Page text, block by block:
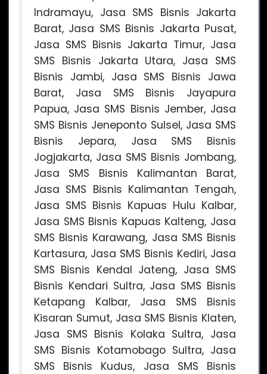
Indramayu, Jasa SMS Bisnis Jakarta
Barat, Jasa SMS Bisnis Jakarta Pusat,
Jasa SMS Bisnis Jakarta Timur, Jasa
SMS Bisnis Jakarta Utara, Jasa SMS
Bisnis Jambi, Jasa SMS Bisnis Jawa
Barat, Jasa SMS Bisnis Jayapura
Papua, Jasa SMS Bisnis Jember, Jasa
SMS Bisnis Jeneponto Sulsel, Jasa SMS
Bisnis Jepara, Jasa SMS Bisnis
Jogjakarta, Jasa SMS Bisnis Jombang,
Jasa SMS Bisnis Kalimantan Barat,
Jasa SMS Bisnis Kalimantan Tengah,
Jasa SMS Bisnis Kapuas Hulu Kalbar,
Jasa SMS Bisnis Kapuas Kalteng, Jasa
SMS Bisnis Karawang, Jasa SMS Bisnis
Kartasura, Jasa SMS Bisnis Kediri, Jasa
SMS Bisnis Kendal Jateng, Jasa SMS
Bisnis Kendari Sultra, Jasa SMS Bisnis
Ketapang Kalbar, Jasa SMS Bisnis
Kisaran Sumut, Jasa SMS Bisnis Klaten,
Jasa SMS Bisnis Kolaka Sultra, Jasa
SMS Bisnis Kotamobago Sultra, Jasa
SMS Bisnis Kudus, Jasa SMS Bisnis